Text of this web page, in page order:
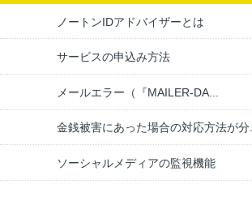
ノートンIDアドバイザーとは
サービスの申込み方法
メールエラー（『MAILER-DA...
金銭被害にあった場合の対応方法が分
ソーシャルメディアの監視機能